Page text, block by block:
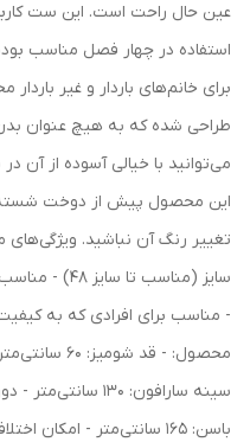
عین حال راحت است. این ست
استفاده در چهار فصل مناسب
برای خانم‌های باردار و غیر
طراحی شده که به هیچ عنوان
می‌توانید با خیالی آسوده از آن
این محصول پیش از دوخت شسته
تغییر رنگ آن نباشید.
سایز (مناسب
- مناسب برای افرادی که به